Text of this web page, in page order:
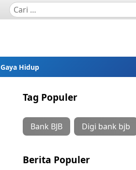
Gaya Hidup
Tag Populer
Bank BJB Digi bank bjb
Berita Populer